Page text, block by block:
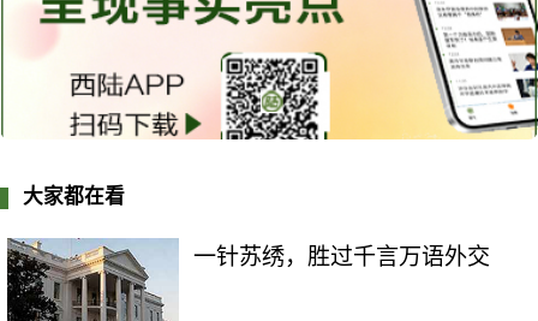
大家都在看
一针苏绣，胜过千言万语外交